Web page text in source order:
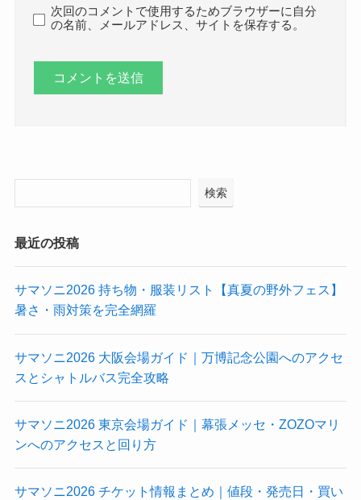
次回のコメントで使用するためブラウザーに自分
の名前、メールアドレス、サイトを保存する。
検索
最近の投稿
サマソニ2026 持ち物・服装リスト【真夏の野外フェス】
暑さ・雨対策を完全網羅
サマソニ2026 大阪会場ガイド｜万博記念公園へのアクセ
スとシャトルバス完全攻略
サマソニ2026 東京会場ガイド｜幕張メッセ・ZOZOマリ
ンへのアクセスと回り方
サマソニ2026 チケット情報まとめ｜値段・発売日・買い